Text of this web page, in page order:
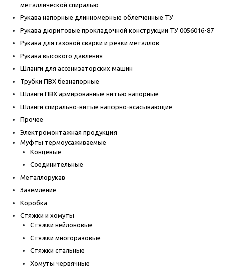
металлической спиралью
Рукава напорные длинномерные облегченные ТУ
Рукава дюритовые прокладочной конструкции ТУ 0056016-87
Рукава для газовой сварки и резки металлов
Рукава высокого давления
Шланги для ассенизаторских машин
Трубки ПВХ безнапорные
Шланги ПВХ армированные нитью напорные
Шланги спирально-витые напорно-всасывающие
Прочее
Электромонтажная продукция
Муфты термоусаживаемые
Концевые
Соединительные
Металлорукав
Заземление
Коробка
Стяжки и хомуты
Стяжки нейлоновые
Стяжки многоразовые
Стяжки стальные
Хомуты червячные